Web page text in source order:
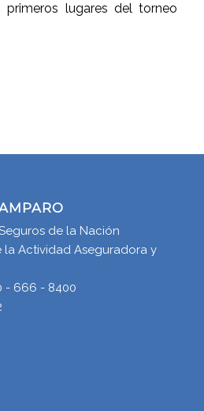
lugares del torneo
de la Nación
Actividad Aseguradora y
- 666 - 8400